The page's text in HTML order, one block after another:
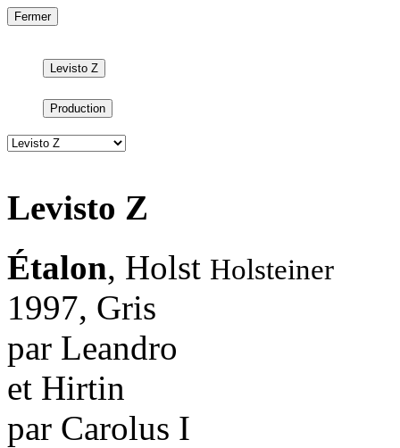
Fermer
Levisto Z
Production
Levisto Z
Étalon, Holst Holsteiner
1997, Gris
par Leandro
et Hirtin
par Carolus I